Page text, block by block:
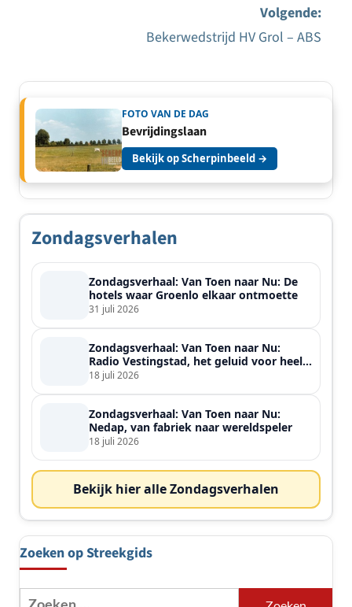
Volgende:
Bekerwedstrijd HV Grol – ABS
FOTO VAN DE DAG
Bevrijdingslaan
Bekijk op Scherpinbeeld →
Zondagsverhalen
Zondagsverhaal: Van Toen naar Nu: De
hotels waar Groenlo elkaar ontmoette
31 juli 2026
Zondagsverhaal: Van Toen naar Nu:
Radio Vestingstad, het geluid voor heel
de streek
18 juli 2026
Zondagsverhaal: Van Toen naar Nu:
Nedap, van fabriek naar wereldspeler
18 juli 2026
Bekijk hier alle Zondagsverhalen
Zoeken op Streekgids
Zoeken